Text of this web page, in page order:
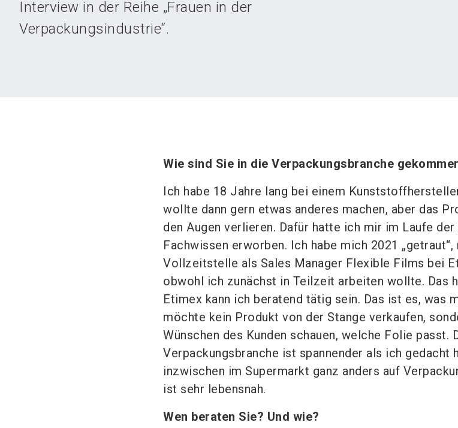
Interview in der Reihe „Frauen in der
Verpackungsindustrie“.
Wie sind Sie in die Verpackungsbranche
Ich habe 18 Jahre lang bei einem
wollte dann gern etwas anderes machen, aber das
den Augen verlieren. Dafür hatte ich mir im Laufe
Fachwissen erworben. Ich habe mich 2021
Vollzeitstelle als Sales Manager Flexible Films bei
obwohl ich zunächst in Teilzeit arbeiten wollte. Das
Etimex kann ich beratend tätig sein. Das ist es, was
möchte kein Produkt von der Stange verkaufen,
Wünschen des Kunden schauen, welche Folie passt.
Verpackungsbranche ist spannender als ich gedacht
inzwischen im Supermarkt ganz anders auf
ist sehr lebensnah.
Wen beraten Sie? Und wie?